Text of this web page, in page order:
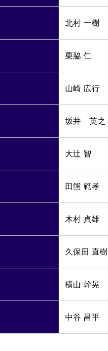
北村 一樹
栗脇 仁
山崎 広行
坂井 英之
大辻 智
田熊 範孝
木村 貞雄
久保田 直樹
横山 幹晃
中谷 昌平